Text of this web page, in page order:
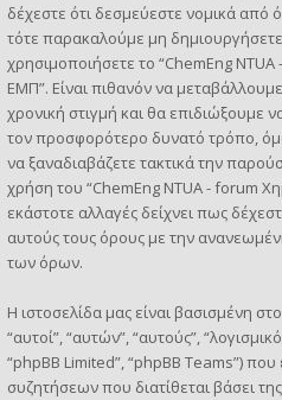
δέχεστε ότι δεσμεύεστε νομικά από
τότε παρακαλούμε μη
χρησιμοποιήσετε το “ChemEng
ΕΜΠ”. Είναι πιθανόν να
χρονική στιγμή και θα επιδιώξουμε
τον προσφορότερο δυνατό τρόπο,
να ξαναδιαβάζετε τακτικά την
χρήση του “ChemEng NTUA - forum
εκάστοτε αλλαγές δείχνει πως
αυτούς τους όρους με την
των όρων.
Η ιστοσελίδα μας είναι βασισμένη
“αυτοί”, “αυτών”, “αυτούς”,
“phpBB Limited”, “phpBB Teams”)
συζητήσεων που διατίθεται βάσει